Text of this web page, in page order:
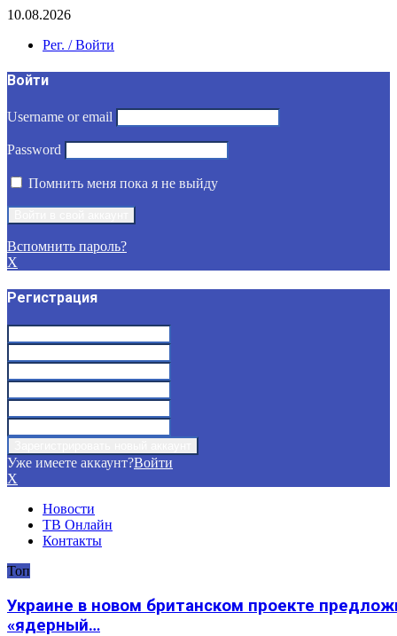
10.08.2026
Рег. / Войти
Войти
Username or email
Password
Помнить меня пока я не выйду
Вспомнить пароль?
X
Регистрация
Уже имеете аккаунт?Войти
X
Новости
ТВ Онлайн
Контакты
Топ
Украине в новом британском проекте
«ядерный…